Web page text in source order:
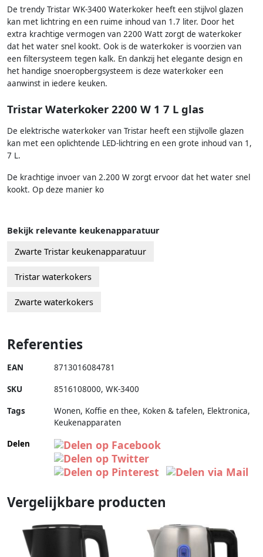
De trendy Tristar WK-3400 Waterkoker heeft een stijlvol glazen
kan met lichtring en een ruime inhoud van 1.7 liter. Door het
extra krachtige vermogen van 2200 Watt zorgt de waterkoker
dat het water snel kookt. Ook is de waterkoker is voorzien van
een filtersysteem tegen kalk. En dankzij het elegante design en
het handige snoeropbergsysteem is deze waterkoker een
aanwinst in iedere keuken.
Tristar Waterkoker 2200 W 1 7 L glas
De elektrische waterkoker van Tristar heeft een stijlvolle glazen
kan met een oplichtende LED-lichtring en een grote inhoud van 1,
7 L.
De krachtige invoer van 2.200 W zorgt ervoor dat het water snel
kookt. Op deze manier ko
Bekijk relevante keukenapparatuur
Zwarte Tristar keukenapparatuur
Tristar waterkokers
Zwarte waterkokers
Referenties
EAN 8713016084781
SKU 8516108000, WK-3400
Tags
Wonen, Koffie en thee, Koken & tafelen, Elektronica,
Keukenapparaten
Delen
Vergelijkbare producten